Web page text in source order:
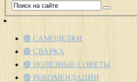
🟢 САМОДЕЛКИ
🟢 СВАРКА
🟢 ПОЛЕЗНЫЕ СОВЕТЫ
🟢 РЕКОМЕНДАЦИИ